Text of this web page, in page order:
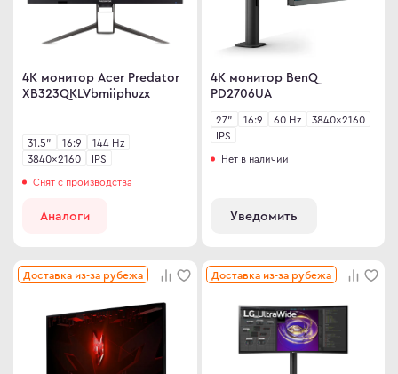
4K монитор Acer Predator
XB323QKLVbmiiphuzx
31.5" 16:9
144 Hz
3840×2160
IPS
Снят с производства
Аналоги
4K монитор BenQ
PD2706UA
27" 16:9 60 Hz
3840×2160
IPS
Нет в наличии
Уведомить
Доставка из-за рубежа Доставка из-за рубежа